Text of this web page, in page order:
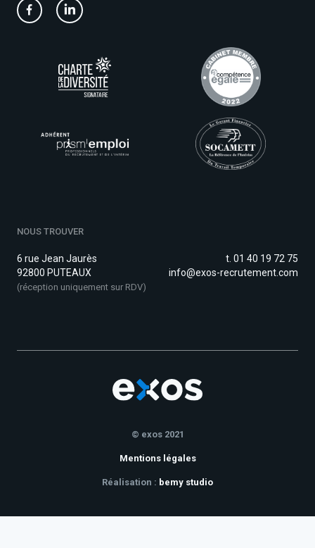
NOUS TROUVER
6 rue Jean Jaurès
92800 PUTEAUX
(réception uniquement sur RDV)
t. 01 40 19 72 75
info@exos-recrutement.com
© exos 2021
Mentions légales
Réalisation : bemy studio